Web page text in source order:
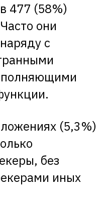
477 (58%)
они
с
(5,3%)
без
иных